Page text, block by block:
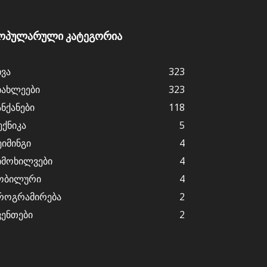
კატეგორია
323
323
118
5
4
4
4
2
2